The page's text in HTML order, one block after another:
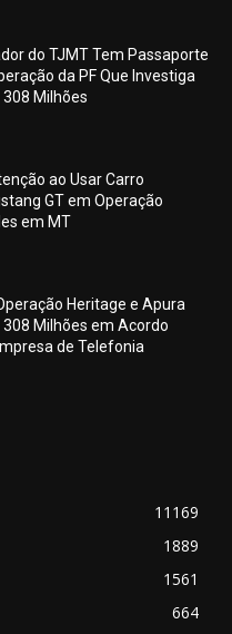
do TJMT Tem Passaporte
da PF Que Investiga
308 Milhões
ao Usar Carro
GT em Operação
em MT
Heritage e Apura
308 Milhões em Acordo
de Telefonia
11169
1889
1561
664